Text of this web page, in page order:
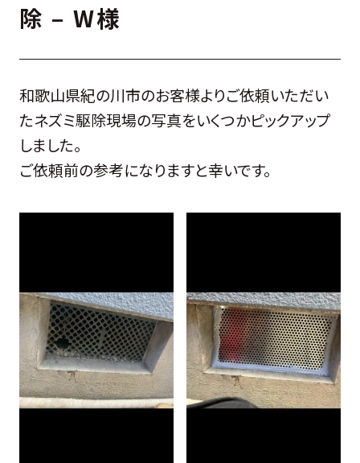
除 – W様
和歌山県紀の川市のお客様よりご依頼いただい
たネズミ駆除現場の写真をいくつかピックアップ
しました。
ご依頼前の参考になりますと幸いです。